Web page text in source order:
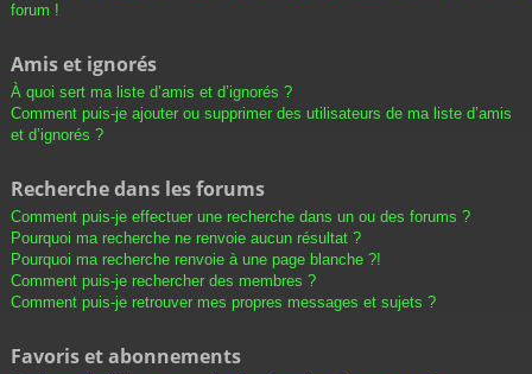
forum !
Amis et ignorés
À quoi sert ma liste d’amis et d’ignorés ?
Comment puis-je ajouter ou supprimer des utilisateurs de ma liste d’amis
et d’ignorés ?
Recherche dans les forums
Comment puis-je effectuer une recherche dans un ou des forums ?
Pourquoi ma recherche ne renvoie aucun résultat ?
Pourquoi ma recherche renvoie à une page blanche ?!
Comment puis-je rechercher des membres ?
Comment puis-je retrouver mes propres messages et sujets ?
Favoris et abonnements